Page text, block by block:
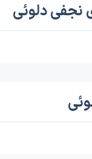
نجفی دلوئی